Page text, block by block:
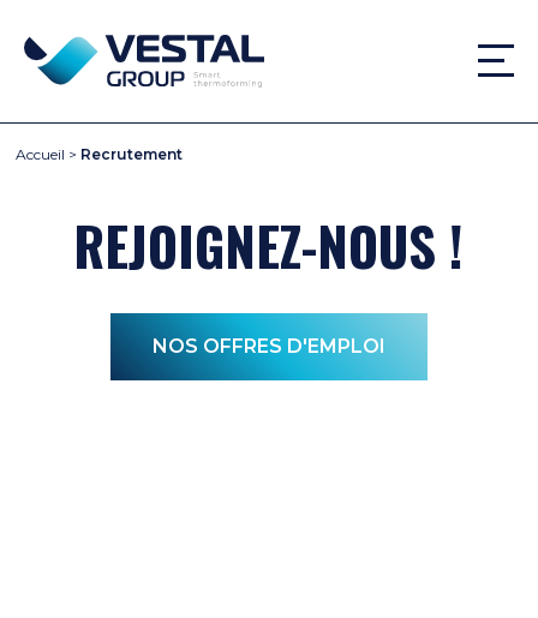
Accueil > Recrutement
REJOIGNEZ-NOUS !
NOS OFFRES D'EMPLOI